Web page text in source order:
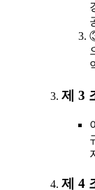
제 3
제 4